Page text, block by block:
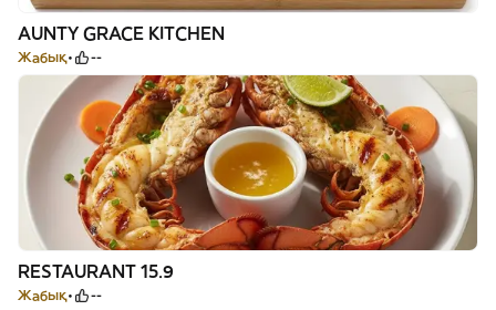
AUNTY GRACE KITCHEN
Жабық --
RESTAURANT 15.9
Жабық --